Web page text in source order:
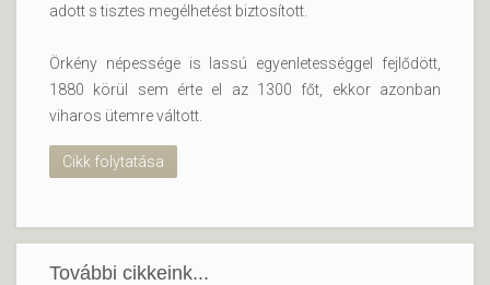
adott s tisztes megélhetést biztosított.
Örkény népessége is lassú egyenletességgel fejlődött,
1880 körül sem érte el az 1300 főt, ekkor azonban
viharos ütemre váltott.
Cikk folytatása
További cikkeink...